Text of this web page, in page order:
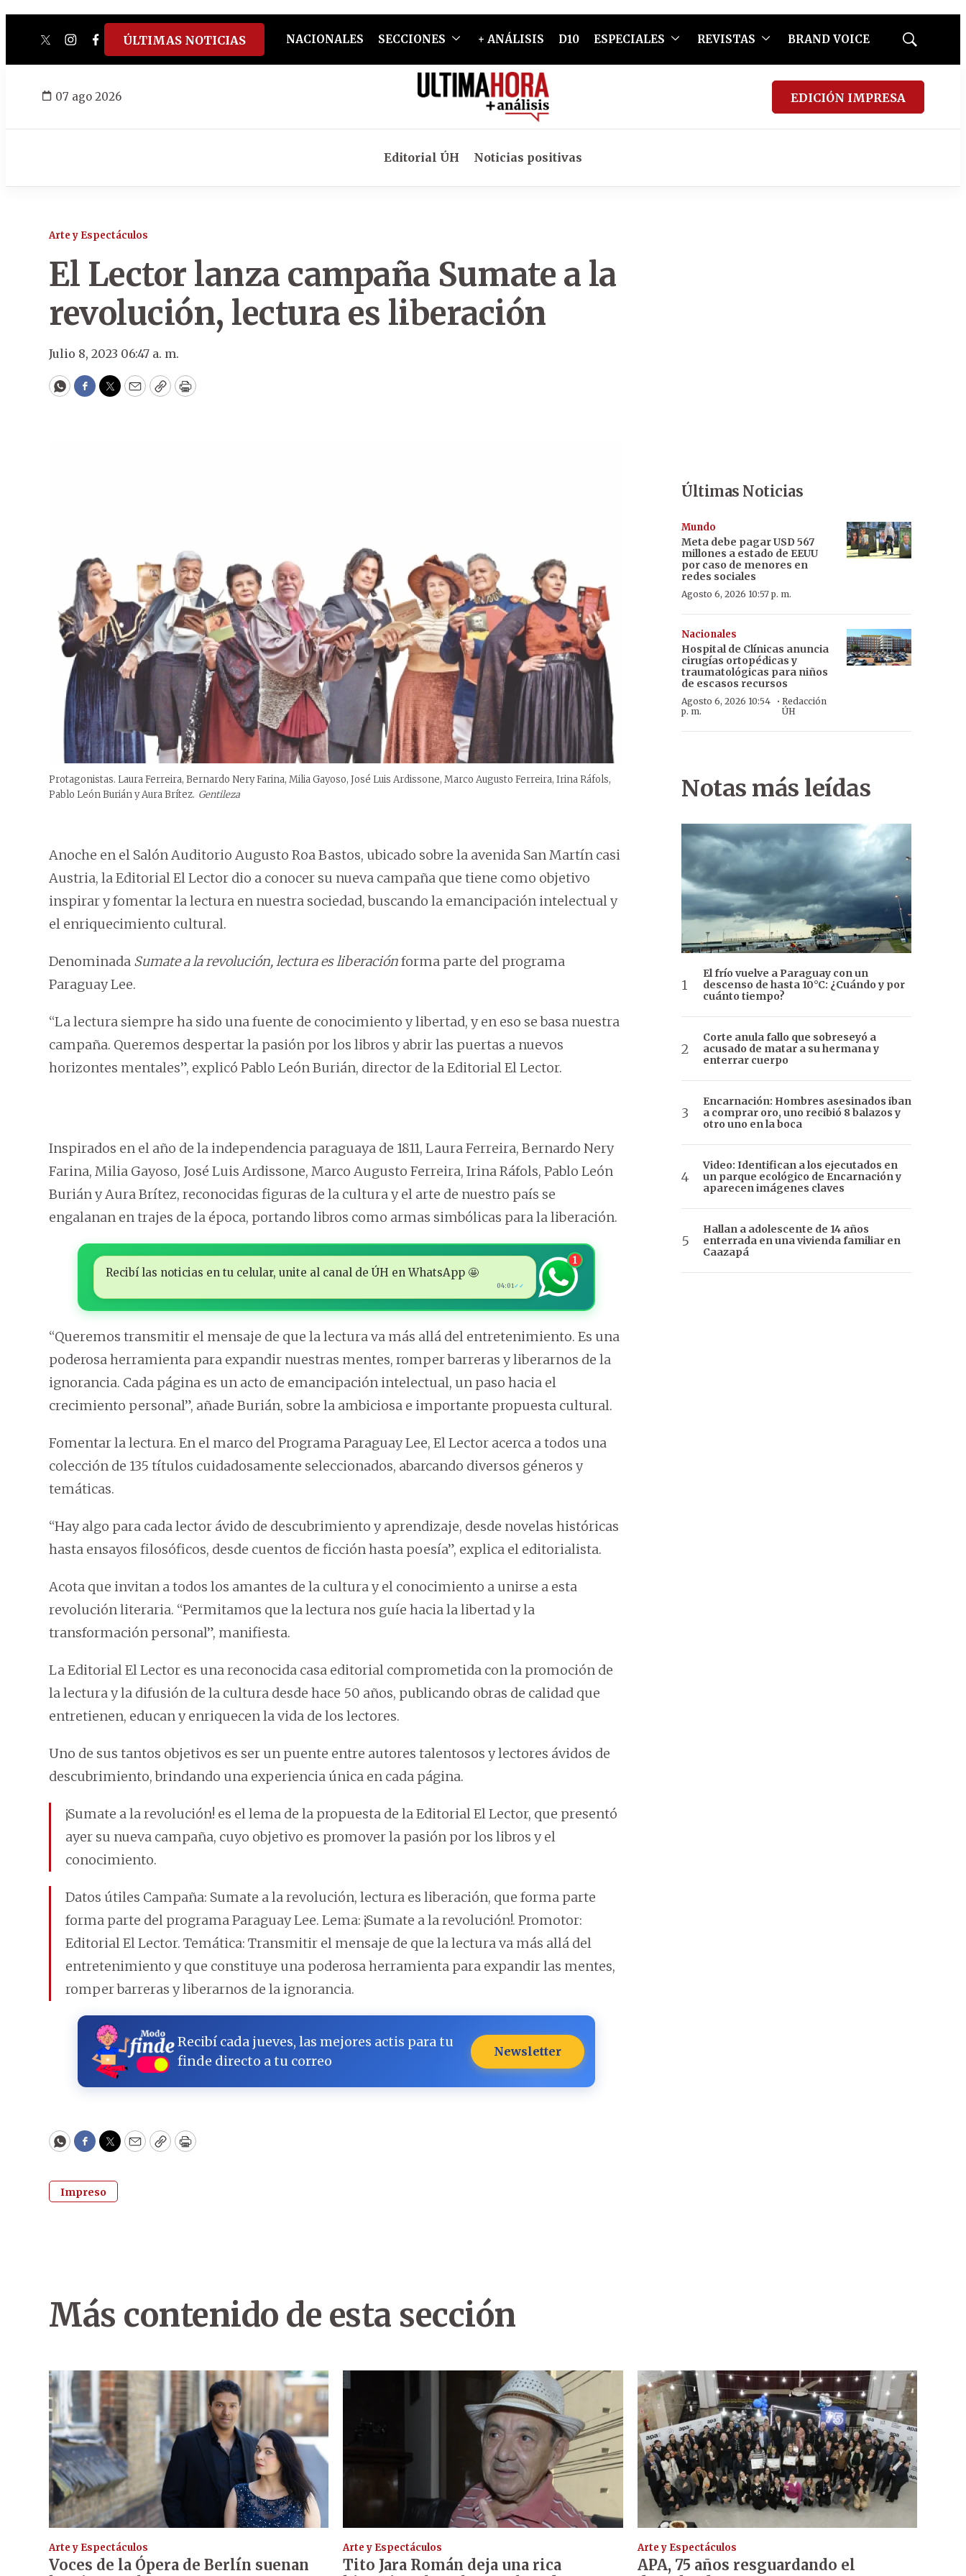
twitterinstagram
facebook
tiktokyoutube
spotify
ÚLTIMAS NOTICIAS NACIONALES SECCIONES + ANÁLISIS D10 ESPECIALES REVISTAS BRAND VOICE
Mostrar
07 ago 2026 EDICIÓN IMPRESA
Editorial ÚH Noticias positivas
Arte y Espectáculos
El Lector lanza campaña Sumate a la
revolución, lectura es liberación
Julio 8, 2023 06:47 a. m.
WhatsApp
Facebook
Twitter
EmailCopyPrint
Protagonistas. Laura Ferreira, Bernardo Nery Farina, Milia Gayoso, José Luis Ardissone, Marco Augusto Ferreira, Irina Ráfols,
Pablo León Burián y Aura Brítez. Gentileza
Anoche en el Salón Auditorio Augusto Roa Bastos, ubicado sobre la avenida San Martín casi
Austria, la Editorial El Lector dio a conocer su nueva campaña que tiene como objetivo
inspirar y fomentar la lectura en nuestra sociedad, buscando la emancipación intelectual y
el enriquecimiento cultural.
Denominada Sumate a la revolución, lectura es liberaciónforma parte del programa
Paraguay Lee.
“La lectura siempre ha sido una fuente de conocimiento y libertad, y en eso se basa nuestra
campaña. Queremos despertar la pasión por los libros y abrir las puertas a nuevos
horizontes mentales”, explicó Pablo León Burián, director de la Editorial El Lector.
Inspirados en el año de la independencia paraguaya de 1811, Laura Ferreira, Bernardo Nery
Farina, Milia Gayoso, José Luis Ardissone, Marco Augusto Ferreira, Irina Ráfols, Pablo León
Burián y Aura Brítez, reconocidas figuras de la cultura y el arte de nuestro país se
engalanan en trajes de la época, portando libros como armas simbólicas para la liberación.
Recibí las noticias en tu celular, unite al canal de ÚH en WhatsApp 🤩
04:01✓✓
1
“Queremos transmitir el mensaje de que la lectura va más allá del entretenimiento. Es una
poderosa herramienta para expandir nuestras mentes, romper barreras y liberarnos de la
ignorancia. Cada página es un acto de emancipación intelectual, un paso hacia el
crecimiento personal”, añade Burián, sobre la ambiciosa e importante propuesta cultural.
Fomentar la lectura. En el marco del Programa Paraguay Lee, El Lector acerca a todos una
colección de 135 títulos cuidadosamente seleccionados, abarcando diversos géneros y
temáticas.
“Hay algo para cada lector ávido de descubrimiento y aprendizaje, desde novelas históricas
hasta ensayos filosóficos, desde cuentos de ficción hasta poesía”, explica el editorialista.
Acota que invitan a todos los amantes de la cultura y el conocimiento a unirse a esta
revolución literaria. “Permitamos que la lectura nos guíe hacia la libertad y la
transformación personal”, manifiesta.
La Editorial El Lector es una reconocida casa editorial comprometida con la promoción de
la lectura y la difusión de la cultura desde hace 50 años, publicando obras de calidad que
entretienen, educan y enriquecen la vida de los lectores.
Uno de sus tantos objetivos es ser un puente entre autores talentosos y lectores ávidos de
descubrimiento, brindando una experiencia única en cada página.
¡Sumate a la revolución! es el lema de la propuesta de la Editorial El Lector, que presentó
ayer su nueva campaña, cuyo objetivo es promover la pasión por los libros y el
conocimiento.
Datos útiles Campaña: Sumate a la revolución, lectura es liberación, que forma parte
forma parte del programa Paraguay Lee. Lema: ¡Sumate a la revolución!. Promotor:
Editorial El Lector. Temática: Transmitir el mensaje de que la lectura va más allá del
entretenimiento y que constituye una poderosa herramienta para expandir las mentes,
romper barreras y liberarnos de la ignorancia.
Recibí cada jueves, las mejores actis para tu
finde directo a tu correo
Newsletter
WhatsApp
Facebook
Twitter
EmailCopyPrint
Impreso
Últimas Noticias
Mundo
Meta debe pagar USD 567
millones a estado de EEUU
por caso de menores en
redes sociales
Agosto 6, 2026 10:57 p. m.
Nacionales
Hospital de Clínicas anuncia
cirugías ortopédicas y
traumatológicas para niños
de escasos recursos
Agosto 6, 2026 10:54
p. m.
· Redacción
ÚH
Notas más leídas
El frío vuelve a Paraguay con un
descenso de hasta 10°C: ¿Cuándo y por
cuánto tiempo?
Corte anula fallo que sobreseyó a
acusado de matar a su hermana y
enterrar cuerpo
Encarnación: Hombres asesinados iban
a comprar oro, uno recibió 8 balazos y
otro uno en la boca
Video: Identifican a los ejecutados en
un parque ecológico de Encarnación y
aparecen imágenes claves
Hallan a adolescente de 14 años
enterrada en una vivienda familiar en
Caazapá
Más contenido de esta sección
Arte y Espectáculos
Voces de la Ópera de Berlín suenan
Arte y Espectáculos
Tito Jara Román deja una rica
Arte y Espectáculos
APA, 75 años resguardando el